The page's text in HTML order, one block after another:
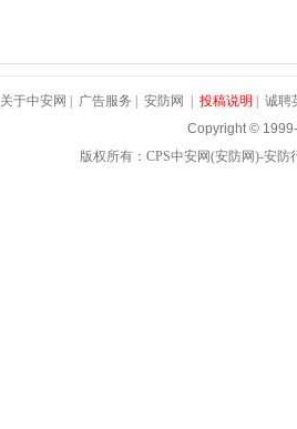
关于中安网 广告服务 安防网 投稿说明
诚聘
Copyright © 1999-
版权所有： CPS中安网(安防网)-安防